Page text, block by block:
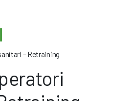
– Retraining